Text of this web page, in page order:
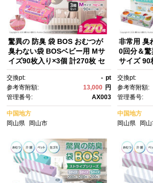
驚異の 防臭 袋 BOS おむつが
臭わない袋 BOSベビー用 Mサ
イズ90枚入り×3個 計270枚 セ
品 生活用品 まとめ買い ゴミ
箱 ゴミ袋 ベビー用品 赤ちゃ
ん おむつ ペット 衛生的 ベビー
用 日用消耗品 セット ふるさ
と 岡山 送料無料
交換pt: - pt
参考寄附額:
13,000 円
管理番号:
AX003
中国地方
岡山県
岡山市
非常用 臭
0回分＆
サイズ 90
い 日用消
用 携帯ト
袋 BOS
と 岡山 送
交換pt:
参考寄附額:
管理番号:
中国地方
岡山県
岡